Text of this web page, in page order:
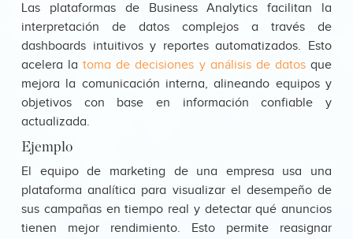
Las plataformas de Business Analytics facilitan la
interpretación de datos complejos a través de
dashboards intuitivos y reportes automatizados. Esto
acelera latoma de decisiones y análisis de datosque
mejora la comunicación interna, alineando equipos y
objetivos con base en información confiable y
actualizada.
Ejemplo
El equipo de marketing de una empresa usa una
plataforma analítica para visualizar el desempeño de
sus campañas en tiempo real y detectar qué anuncios
tienen mejor rendimiento. Esto permite reasignar